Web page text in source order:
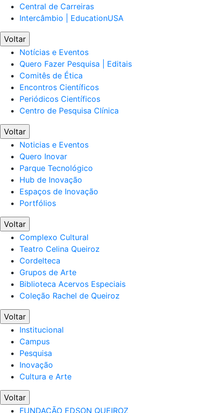
Central de Carreiras
Intercâmbio | EducationUSA
Voltar
Notícias e Eventos
Quero Fazer Pesquisa | Editais
Comitês de Ética
Encontros Científicos
Periódicos Científicos
Centro de Pesquisa Clínica
Voltar
Noticias e Eventos
Quero Inovar
Parque Tecnológico
Hub de Inovação
Espaços de Inovação
Portfólios
Voltar
Complexo Cultural
Teatro Celina Queiroz
Cordelteca
Grupos de Arte
Biblioteca Acervos Especiais
Coleção Rachel de Queiroz
Voltar
Institucional
Campus
Pesquisa
Inovação
Cultura e Arte
Voltar
FUNDAÇÃO EDSON QUEIROZ